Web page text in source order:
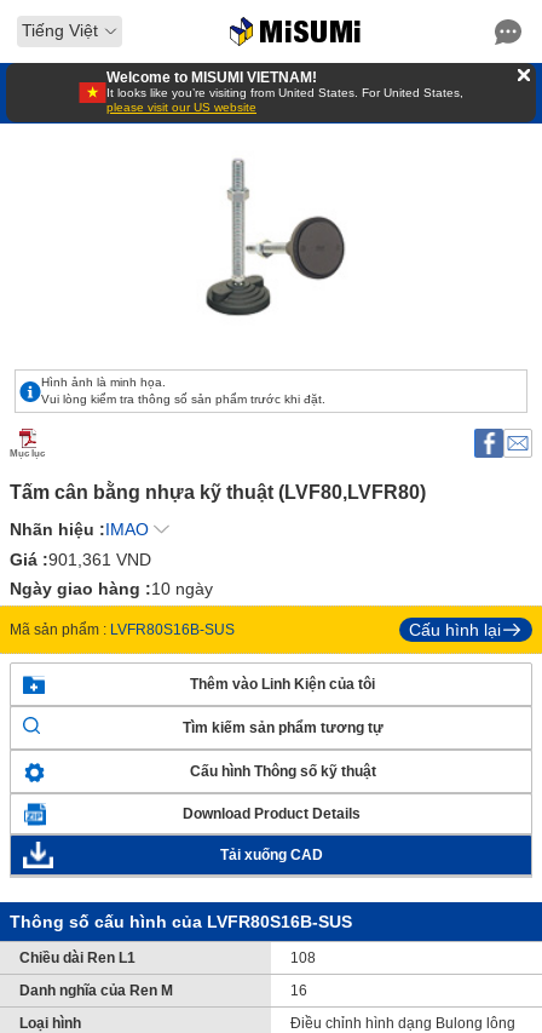
Tiếng Việt
Welcome to MISUMI VIETNAM!
It looks like you’re visiting from United States. For United States,
please visit our US website
Hình ảnh là minh họa.
Vui lòng kiểm tra thông số sản phẩm trước khi đặt.
Mục lục
Tấm cân bằng nhựa kỹ thuật (LVF80,LVFR80)
Nhãn hiệu :IMAO
Giá :901,361 VND
Ngày giao hàng :10 ngày
Mã sản phẩm : LVFR80S16B-SUS Cấu hình lại
Thêm vào Linh Kiện của tôi
Tìm kiếm sản phẩm tương tự
Cấu hình Thông số kỹ thuật
Download Product Details
Tải xuống CAD
Thông số cấu hình của LVFR80S16B-SUS
Chiều dài Ren L1
108
Danh nghĩa của Ren M
16
Loại hình
Điều chỉnh hình dạng Bulong lông